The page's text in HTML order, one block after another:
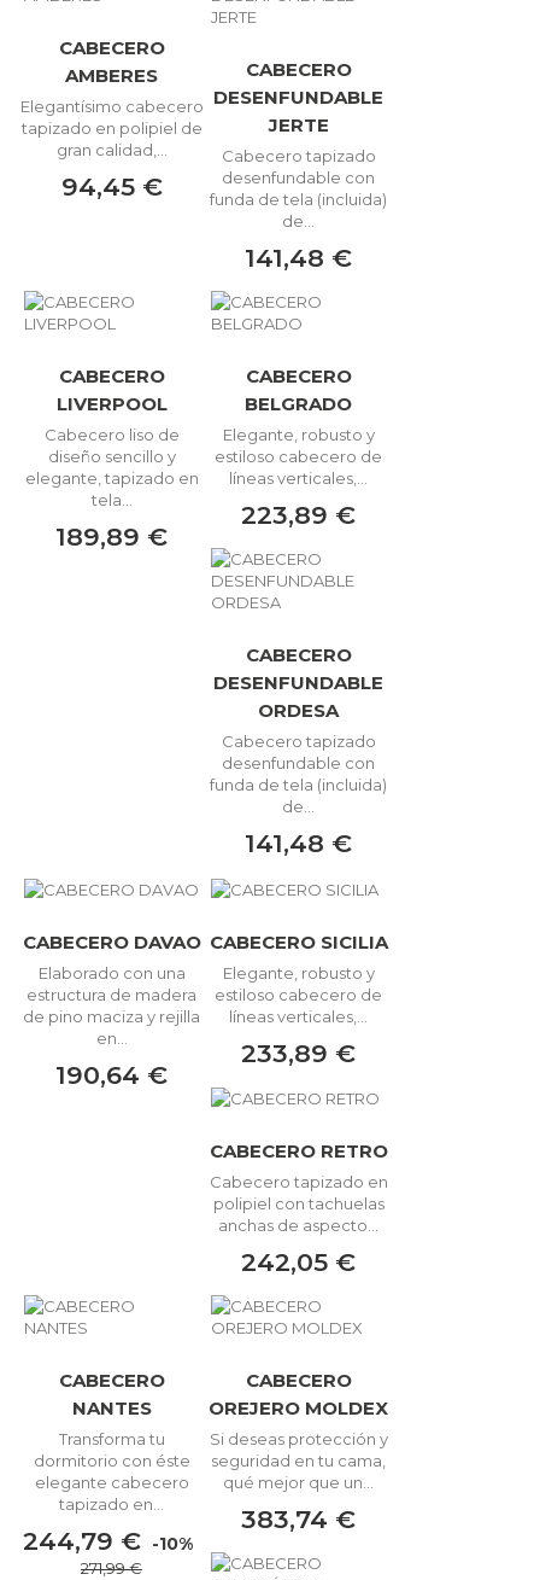
CABECERO
AMBERES
Elegantísimo cabecero
tapizado en polipiel de
gran calidad,...
94,45 €
CABECERO
DESENFUNDABLE
JERTE
Cabecero tapizado
desenfundable con
funda de tela (incluida)
de...
141,48 €
CABECERO
LIVERPOOL
Cabecero liso de
diseño sencillo y
elegante, tapizado en
tela...
189,89 €
CABECERO
BELGRADO
Elegante, robusto y
estiloso cabecero de
líneas verticales,...
223,89 €
CABECERO
DESENFUNDABLE
ORDESA
Cabecero tapizado
desenfundable con
funda de tela (incluida)
de...
141,48 €
CABECERO DAVAO
Elaborado con una
estructura de madera
de pino maciza y rejilla
en...
190,64 €
CABECERO SICILIA
Elegante, robusto y
estiloso cabecero de
líneas verticales,...
233,89 €
CABECERO RETRO
Cabecero tapizado en
polipiel con tachuelas
anchas de aspecto...
242,05 €
CABECERO
NANTES
Transforma tu
dormitorio con éste
elegante cabecero
tapizado en...
244,79 € -10%
271,99 €
CABECERO
OREJERO MOLDEX
Si deseas protección y
seguridad en tu cama,
qué mejor que un...
383,74 €